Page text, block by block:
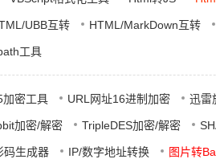
UBB互转 HTML/MarkDown互转
工具
加密工具 URL网址16进制加密 迅雷
加密/解密 TripleDES加密/解密
码生成器 IP/数字地址转换 图片转